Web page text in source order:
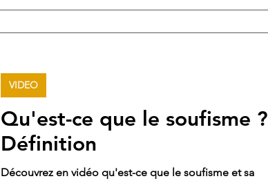
Qu'est-ce que le soufisme ?
Définition
Découvrez en vidéo qu'est-ce que le soufisme et sa
VIDEO